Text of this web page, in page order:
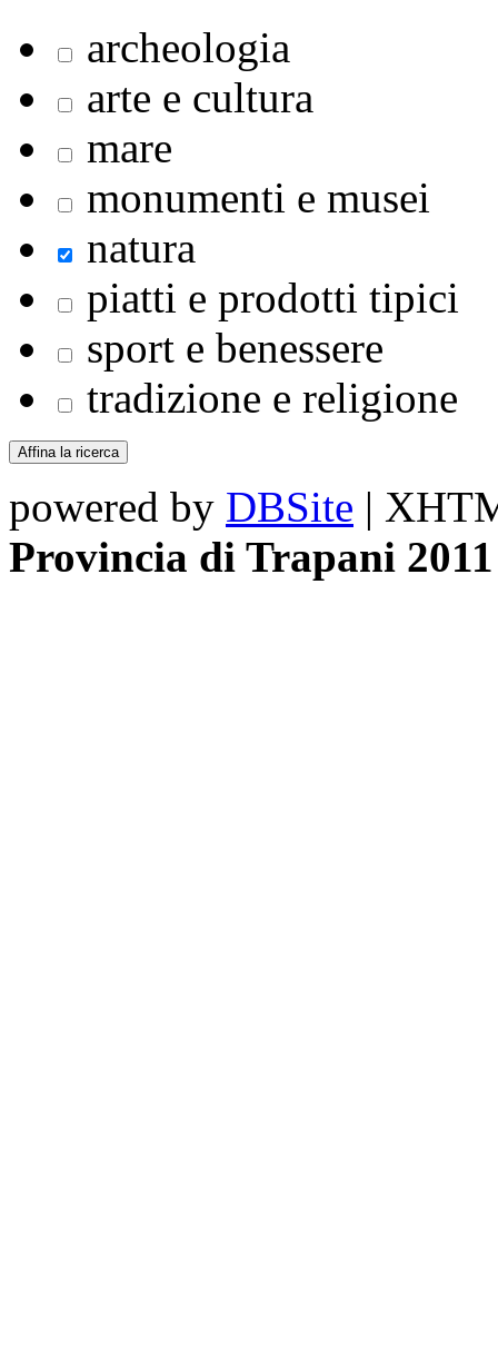
archeologia
arte e cultura
mare
monumenti e musei
natura
piatti e prodotti tipici
sport e benessere
tradizione e religione
powered by DBSite |
Provincia di Trapani 2011